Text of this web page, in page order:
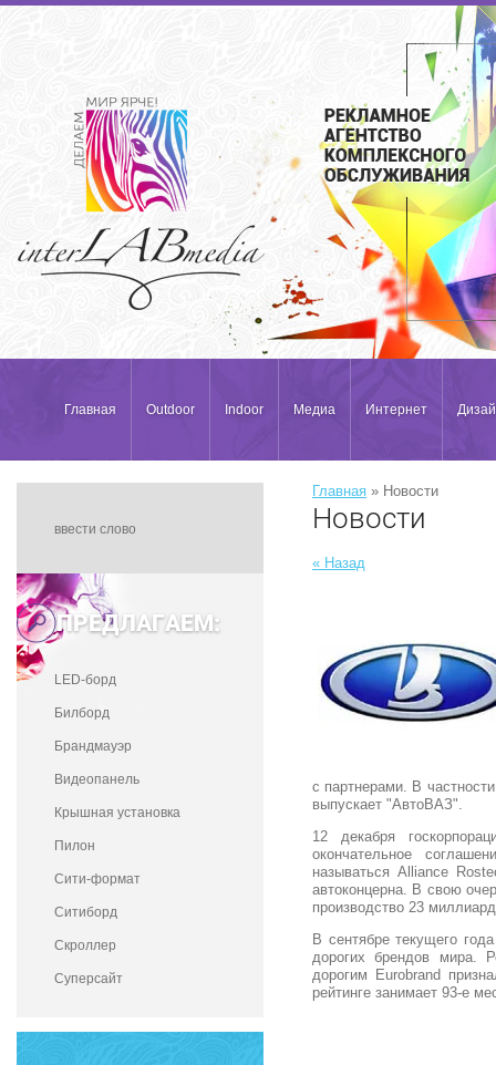
Главная Outdoor Indoor Медиа Интернет
ПРЕДЛАГАЕМ:
LED-борд
Билборд
Брандмауэр
Видеопанель
Крышная установка
Пилон
Сити-формат
Ситиборд
Скроллер
Суперсайт
Главная » Новости
Новости
« Назад
с партнерами. В
выпускает "АвтоВАЗ".
12 декабря
окончательное
называться Alliance
автоконцерна. В свою
производство 23
В сентябре текущего
дорогих брендов мира.
дорогим Eurobrand
рейтинге занимает 93-е